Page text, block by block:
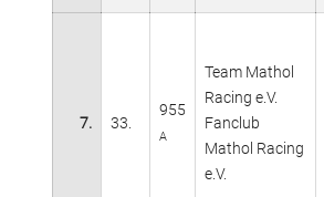
7. 33.
955
A
Team Mathol
Racing e.V.
Fanclub
Mathol Racing
e.V.